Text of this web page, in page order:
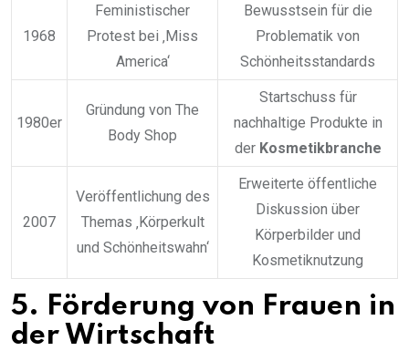
1968
Feministischer
Protest bei ‚Miss
America‘
Bewusstsein für die
Problematik von
Schönheitsstandards
1980er
Gründung von The
Body Shop
Startschuss für
nachhaltige Produkte in
der Kosmetikbranche
2007
Veröffentlichung des
Themas ‚Körperkult
und Schönheitswahn‘
Erweiterte öffentliche
Diskussion über
Körperbilder und
Kosmetiknutzung
5. Förderung von Frauen in
der Wirtschaft